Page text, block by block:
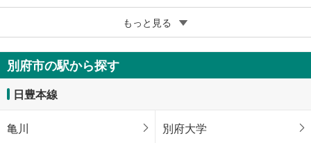
別府市大字野田
400万円
5K
55.86m
大分県別府市大字野田
もっと見る
別府市の駅から探す
日豊本線
亀川 別府大学